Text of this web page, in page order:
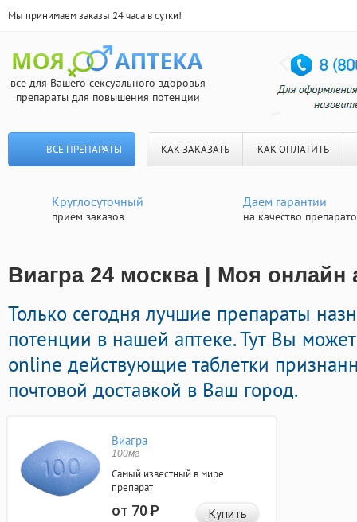
Мы принимаем заказы 24 часа в сутки!
все для Вашего сексуального здоровья
препараты для повышения потенции
ВСЕ ПРЕПАРАТЫ КАК ЗАКАЗАТЬ КАК ОПЛАТИТЬ
Круглосуточный
прием заказов
Даем гарантии
на качество
Виагра 24 москва | Моя онлайн
Только сегодня лучшие препараты
потенции в нашей аптеке. Тут Вы
online действующие таблетки
почтовой доставкой в Ваш город.
Виагра
100мг
Самый известный в мире
препарат
от 70Р Купить